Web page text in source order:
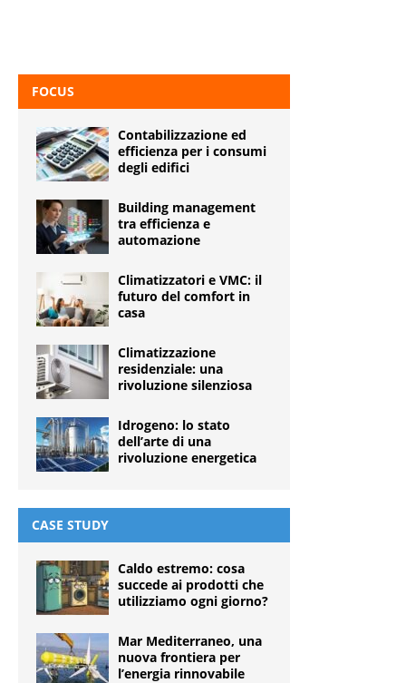
FOCUS
Contabilizzazione ed
efficienza per i consumi
degli edifici
Building management
tra efficienza e
automazione
Climatizzatori e VMC: il
futuro del comfort in
casa
Climatizzazione
residenziale: una
rivoluzione silenziosa
Idrogeno: lo stato
dell’arte di una
rivoluzione energetica
CASE STUDY
Caldo estremo: cosa
succede ai prodotti che
utilizziamo ogni giorno?
Mar Mediterraneo, una
nuova frontiera per
l’energia rinnovabile